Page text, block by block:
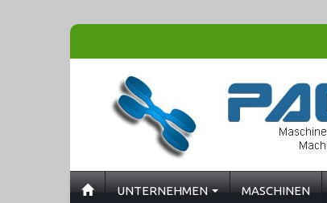
UNTERNEHMEN MASCHINEN